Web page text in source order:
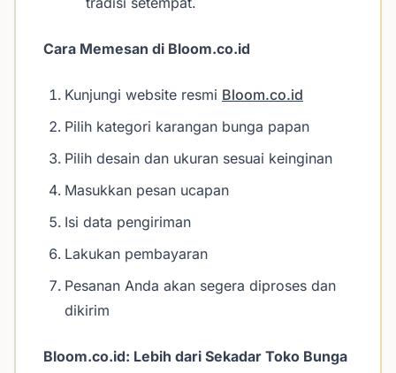
Cara Memesan di Bloom.co.id
Kunjungi website resmi Bloom.co.id
Pilih kategori karangan bunga papan
Pilih desain dan ukuran sesuai keinginan
Masukkan pesan ucapan
Isi data pengiriman
Lakukan pembayaran
Pesanan Anda akan segera diproses dan
dikirim
Bloom.co.id: Lebih dari Sekadar Toko Bunga